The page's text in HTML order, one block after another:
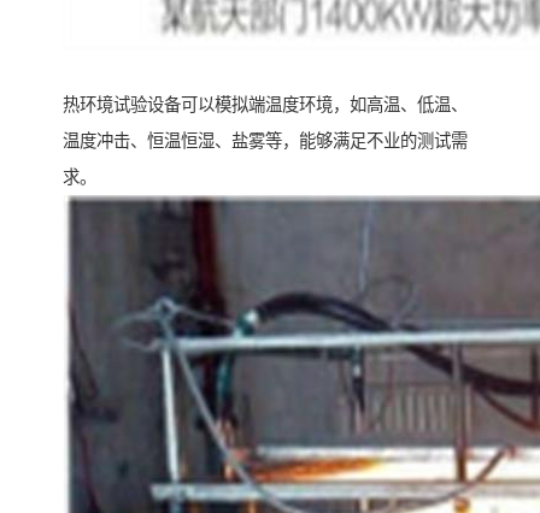
热环境试验设备可以模拟端温度环境，如高温、低温、
温度冲击、恒温恒湿、盐雾等，能够满足不业的测试需
求。